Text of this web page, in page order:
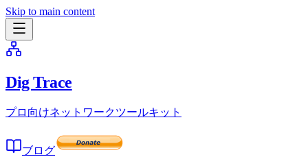
Skip to main content
Dig Trace
プロ向けネットワークツールキット
ブログ